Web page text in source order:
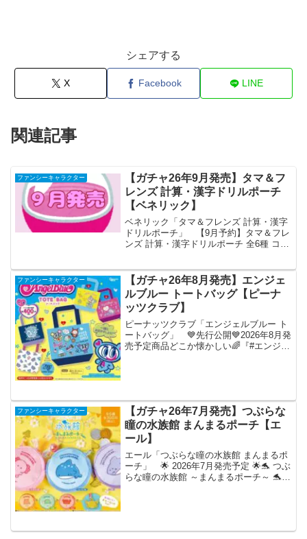
シェアする
X Facebook LINE
関連記事
ファンシーキャラクター
【ガチャ26年9月発売】タマ＆フ
レンズ 計算・漢字ドリルポーチ
【ベネリック】
ベネリック「タマ＆フレンズ 計算・漢字
ドリルポーチ」 【9月予約】タマ＆フレ
ンズ 計算・漢字ドリルポーチ 全6種 コン
全国のカプセルトイ売り場から発売され
ます。 ...
ファンシーキャラクター
【ガチャ26年8月発売】エンジェ
ルブルー トートバッグ【ピーナ
ッツクラブ】
ピーナッツクラブ「エンジェルブルー ト
ートバッグ」 💙先行公開💙2026年8月発
売予定商品どこか懐かしい🌈『#エンジェ
ファンシーキャラクター
【ガチャ26年7月発売】つぶらな
瞳の水族館 まんまるポーチ【エ
ール】
エール「つぶらな瞳の水族館 まんまるポ
ーチ」 🌟 2026年7月発売予定 🌟🐬 つぶ
らな瞳の水族館 ～まんまるポーチ～ 🐬水